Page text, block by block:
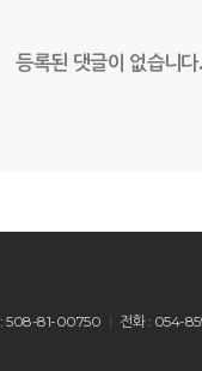
등록된 댓글이 없습니다.
: 508-81-00750 전화 : 054-